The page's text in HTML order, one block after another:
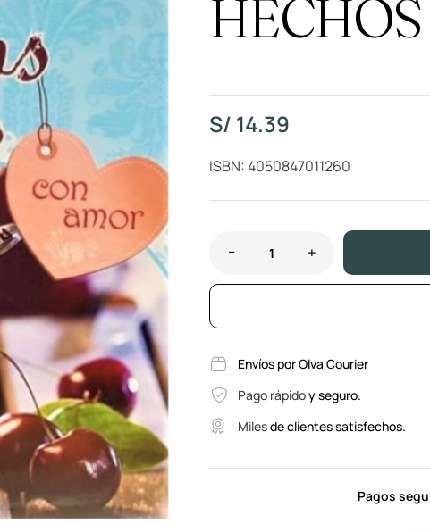
S/ 14.39
ISBN: 4050847011260
Envíos por Olva Courier
Pago rápidoy seguro.
Milesde clientes satisfechos.
Pagos